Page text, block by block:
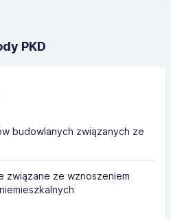
PKD
budowlanych związanych ze
związane ze wznoszeniem